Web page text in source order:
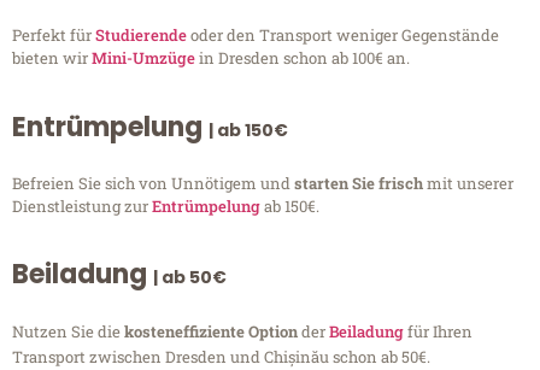
Perfekt fürStudierendeoder den Transport weniger Gegenstände
bieten wirMini-Umzügein Dresden schon ab 100€ an.
Entrümpelung | ab 150€
Befreien Sie sich von Unnötigem undstarten Sie frischmit unserer
Dienstleistung zurEntrümpelungab 150€.
Beiladung | ab 50€
Nutzen Sie diekosteneffiziente OptionderBeiladungfür Ihren
Transport zwischen Dresden und Chișinău schon ab 50€.